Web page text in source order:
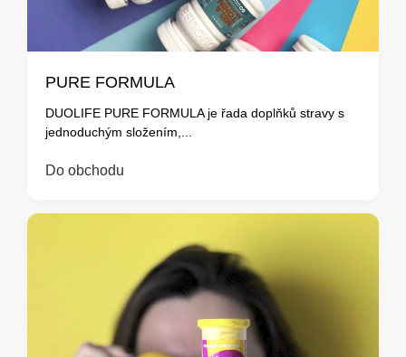
PURE FORMULA
DUOLIFE PURE FORMULA je řada doplňků stravy s
jednoduchým složením,...
Do obchodu